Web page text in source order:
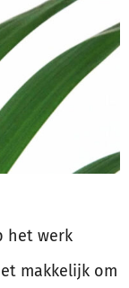
het werk
makkelijk om